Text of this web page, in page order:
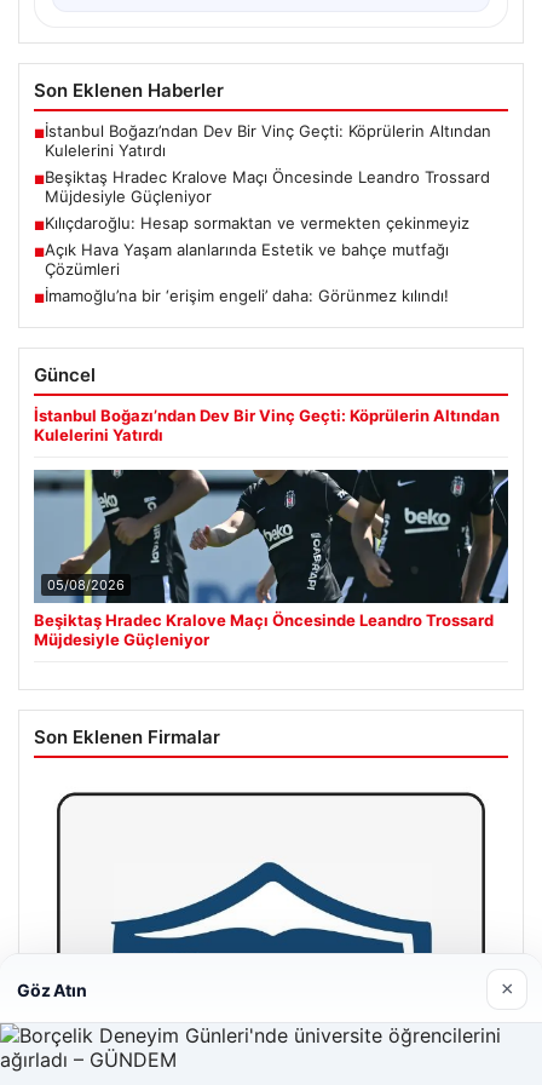
Son Eklenen Haberler
■İstanbul Boğazı’ndan Dev Bir Vinç Geçti: Köprülerin Altından
Kulelerini Yatırdı
■Beşiktaş Hradec Kralove Maçı Öncesinde Leandro Trossard
Müjdesiyle Güçleniyor
■Kılıçdaroğlu: Hesap sormaktan ve vermekten çekinmeyiz
■Açık Hava Yaşam alanlarında Estetik ve bahçe mutfağı
Çözümleri
■İmamoğlu’na bir ‘erişim engeli’ daha: Görünmez kılındı!
Güncel
İstanbul Boğazı’ndan Dev Bir Vinç Geçti: Köprülerin Altından
Kulelerini Yatırdı
05/08/2026
Beşiktaş Hradec Kralove Maçı Öncesinde Leandro Trossard
Müjdesiyle Güçleniyor
Son Eklenen Firmalar
Göz Atın ×